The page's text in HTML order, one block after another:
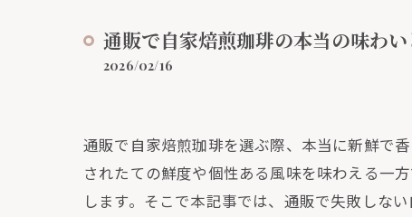
通販で自家焙煎珈琲の本当の味わ
2026/02/16
通販で自家焙煎珈琲を選ぶ際、本当に新鮮で
されたての鮮度や個性ある風味を味わえる一
します。そこで本記事では、通販で失敗しな